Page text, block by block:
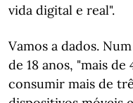
vida digital e real".
Vamos a dados.
de 18 anos, "mais
consumir mais de